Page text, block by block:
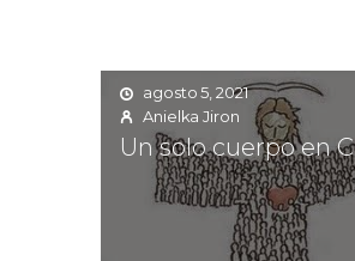
agosto 5, 2021
Anielka Jiron
Un solo cuerpo en